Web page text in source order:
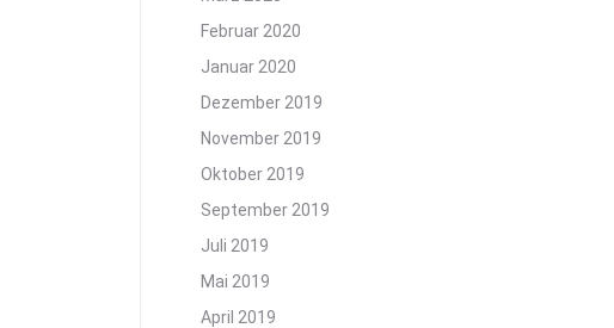
Februar 2020
Januar 2020
Dezember 2019
November 2019
Oktober 2019
September 2019
Juli 2019
Mai 2019
April 2019